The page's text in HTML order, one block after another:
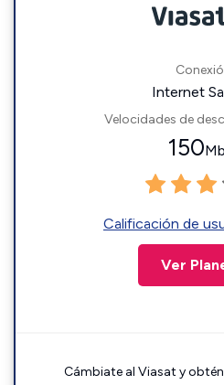
Internet
Velocidades de
150
Calificación de
Ver
Cámbiate al Viasat y